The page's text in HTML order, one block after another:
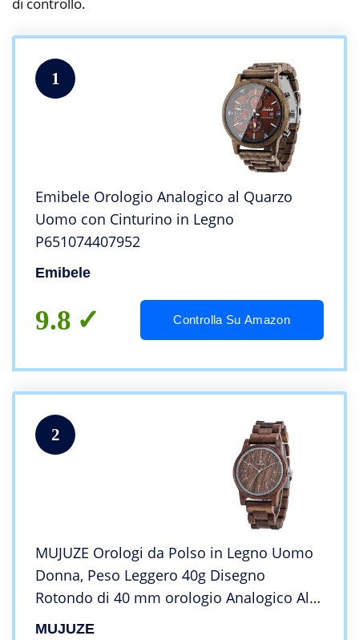
1
Emibele Orologio Analogico al Quarzo
Uomo con Cinturino in Legno
P651074407952
Emibele
9.8 Controlla Su Amazon
2
MUJUZE Orologi da Polso in Legno Uomo
Donna, Peso Leggero 40g Disegno
Rotondo di 40 mm orologio Analogico Al
Quarzo Braccialetto di Legno (Walnut)
MUJUZE